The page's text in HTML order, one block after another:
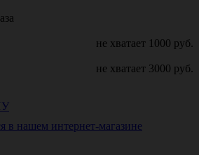
не хватает 1000 руб.
не хватает 3000 руб.
в нашем интернет-магазине